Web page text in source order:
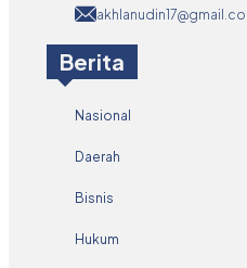
Berita
Nasional
Daerah
Bisnis
Hukum